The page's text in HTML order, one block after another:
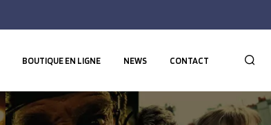
BOUTIQUE EN LIGNE NEWS CONTACT